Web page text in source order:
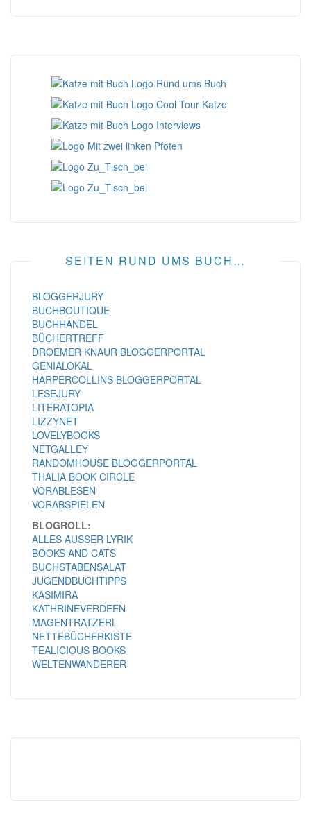
SEITEN RUND UMS BUCH…
BLOGGERJURY
BUCHBOUTIQUE
BUCHHANDEL
BÜCHERTREFF
DROEMER KNAUR BLOGGERPORTAL
GENIALOKAL
HARPERCOLLINS BLOGGERPORTAL
LESEJURY
LITERATOPIA
LIZZYNET
LOVELYBOOKS
NETGALLEY
RANDOMHOUSE BLOGGERPORTAL
THALIA BOOK CIRCLE
VORABLESEN
VORABSPIELEN
BLOGROLL:
ALLES AUSSER LYRIK
BOOKS AND CATS
BUCHSTABENSALAT
JUGENDBUCHTIPPS
KASIMIRA
KATHRINEVERDEEN
MAGENTRATZERL
NETTEBÜCHERKISTE
TEALICIOUS BOOKS
WELTENWANDERER